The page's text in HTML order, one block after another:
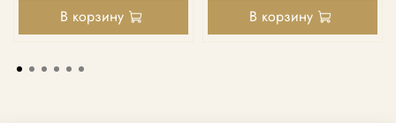
В корзину В корзину